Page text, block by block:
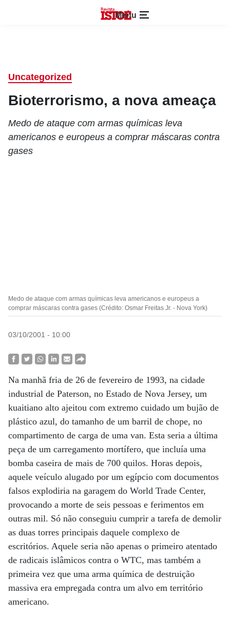
Menu
Uncategorized
Bioterrorismo, a nova ameaça
Medo de ataque com armas químicas leva
americanos e europeus a comprar máscaras contra
gases
Medo de ataque com armas químicas leva americanos e europeus a
comprar máscaras contra gases (Crédito: Osmar Freitas Jr. - Nova York)
03/10/2001 - 10:00
Na manhã fria de 26 de fevereiro de 1993, na cidade
industrial de Paterson, no Estado de Nova Jersey, um
kuaitiano alto ajeitou com extremo cuidado um bujão de
plástico azul, do tamanho de um barril de chope, no
compartimento de carga de uma van. Esta seria a última
peça de um carregamento mortífero, que incluía uma
bomba caseira de mais de 700 quilos. Horas depois,
aquele veículo alugado por um egípcio com documentos
falsos explodiria na garagem do World Trade Center,
provocando a morte de seis pessoas e ferimentos em
outras mil. Só não conseguiu cumprir a tarefa de demolir
as duas torres principais daquele complexo de
escritórios. Aquele seria não apenas o primeiro atentado
de radicais islâmicos contra o WTC, mas também a
primeira vez que uma arma química de destruição
massiva era empregada contra um alvo em território
americano.